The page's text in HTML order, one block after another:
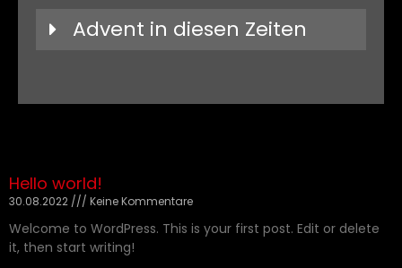
Advent in diesen Zeiten
Hello world!
30.08.2022 Keine Kommentare
Welcome to WordPress. This is your first post. Edit or delete
it, then start writing!